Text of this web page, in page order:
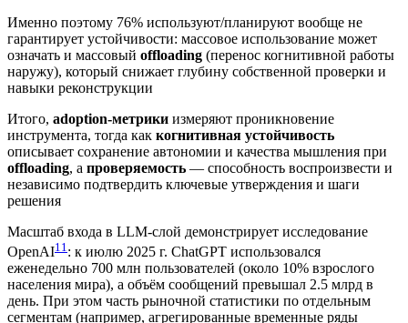
Именно поэтому 76% используют/планируют вообще не
гарантирует устойчивости: массовое использование может
означать и массовый offloading (перенос когнитивной работы
наружу), который снижает глубину собственной проверки и
навыки реконструкции
Итого, adoption-метрики измеряют проникновение
инструмента, тогда как когнитивная устойчивость
описывает сохранение автономии и качества мышления при
offloading, а проверяемость — способность воспроизвести и
независимо подтвердить ключевые утверждения и шаги
решения
Масштаб входа в LLM‑слой демонстрирует исследование
OpenAI11 : к июлю 2025 г. ChatGPT использовался
еженедельно 700 млн пользователей (около 10% взрослого
населения мира), а объём сообщений превышал 2.5 млрд в
день. При этом часть рыночной статистики по отдельным
сегментам (например, агрегированные временные ряды